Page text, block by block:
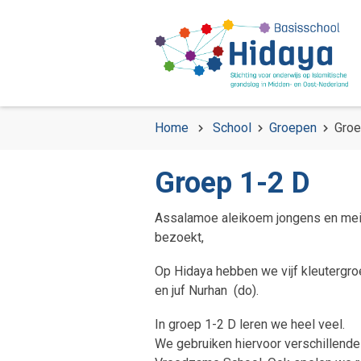
Home School Groepen
Groep 1-2 D
Assalamoe aleikoem jongens en
bezoekt,
Op Hidaya hebben we vijf
en juf Nurhan (do).
In groep 1-2 D leren we heel veel.
We gebruiken hiervoor